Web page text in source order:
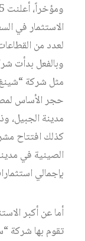
الاستثمار في
لعدد من
وبالفعل بدأت
الصينية في
بإجمالي استثمارات
أما عن أكبر
تقوم بها شركة